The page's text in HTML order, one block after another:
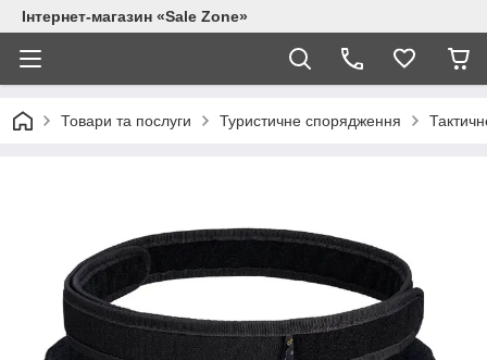
Інтернет-магазин «Sale Zone»
Товари та послуги Туристичне спорядження